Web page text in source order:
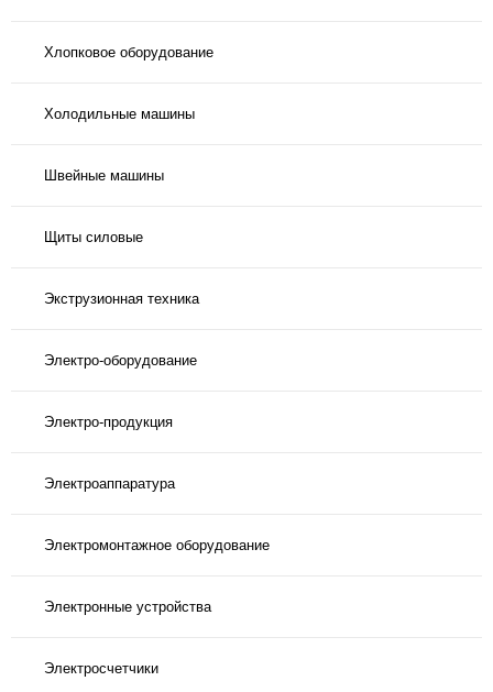
Хлопковое оборудование
Холодильные машины
Швейные машины
Щиты силовые
Экструзионная техника
Электро-оборудование
Электро-продукция
Электроаппаратура
Электромонтажное оборудование
Электронные устройства
Электросчетчики